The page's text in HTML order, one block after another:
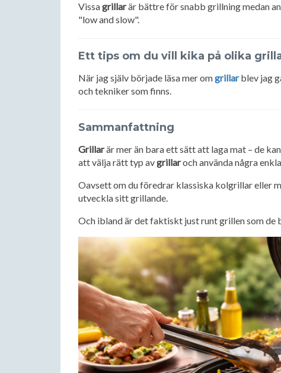
Vissagrillarär bättre för snabb grillning medan
"low and slow".
Ett tips om du vill kika på olika
När jag själv började läsa mer omgrillarblev jag
och tekniker som finns.
Sammanfattning
Grillarär mer än bara ett sätt att laga mat – de
att välja rätt typ avgrillaroch använda några
Oavsett om du föredrar klassiska kolgrillar eller
utveckla sitt grillande.
Och ibland är det faktiskt just runt grillen som de